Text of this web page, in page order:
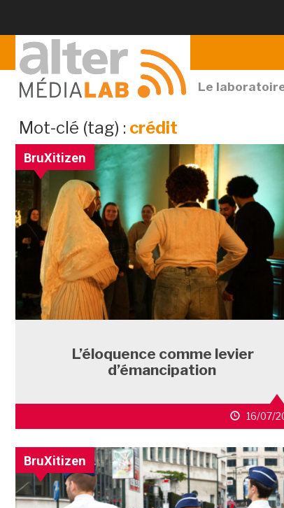
Le
Mot-clé (tag) : créditarchives
par
mot-
BruXitizen
L’éloquence comme levier
d’émancipation
16/07/
BruXitizen